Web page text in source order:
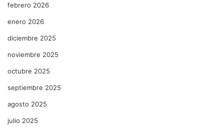
febrero 2026
enero 2026
diciembre 2025
noviembre 2025
octubre 2025
septiembre 2025
agosto 2025
julio 2025